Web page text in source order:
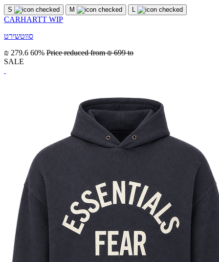
S M
CARHARTT WIP
סווטשירט
₪ 279.6 60% Price reduced from₪ 699 to
SALE